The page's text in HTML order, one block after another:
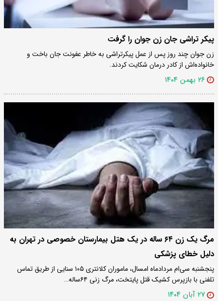
پیکر تراشی جان زن جوان را گرفت
زن جوان چند روز پس از عمل پیکرتراشی به خاطر عفونت جان باخت و
خانواده‌اش از کادر درمان شکایت کردند.
۲۶ بهمن ۱۴۰۴
مرگ یک زن ۶۴ ساله در یک هتل بیمارستان خصوصی در تهران به
دلیل خطای پزشکی
پنجشنبه سی‌ام مرداد‌ماه امسال، ماموران کلانتری ۱۰۵ سنایی از طریق تماس
تلفنی با بازپرس کشیک قتل پایتخت، مرگ زنی ۶۴‌ساله…
۲۷ آبان ۱۴۰۴